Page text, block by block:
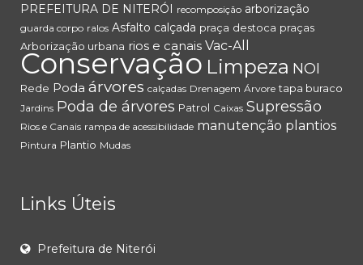
PREFEITURA DE NITERÓI recomposição arborização
guarda corpo ralos Asfalto calçada praça destoca praças
Arborização urbana rios e canais Vac-All
Conservação Limpeza NOI
Rede Poda árvores calçadas Drenagem Árvore tapa buraco
Jardins Poda de árvores Patrol Caixas Supressão
Rios e Canais rampa de acessibilidade manutenção plantios
Pintura Plantio Mudas
Links Úteis
Prefeitura de Niterói